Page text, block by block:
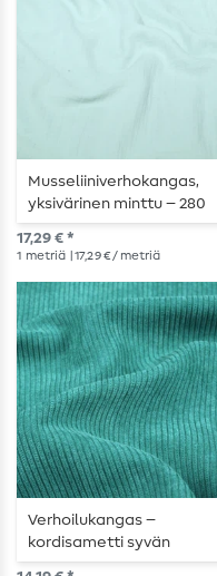
Musseliiniverhokangas,
yksivärinen minttu – 280
cm
17,29 € *
1 metriä | 17,29 € / metriä
Verhoilukangas –
kordisametti syvän
tumman turkoosina